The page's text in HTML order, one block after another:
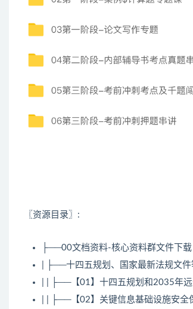
〖资源目录〗:
├──00文档资料-核心资料群文件下载
| ├──十四五规划、国家最新法规文件
| | ├──【01】十四五规划和2035年
| | ├──【02】关键信息基础设施安全